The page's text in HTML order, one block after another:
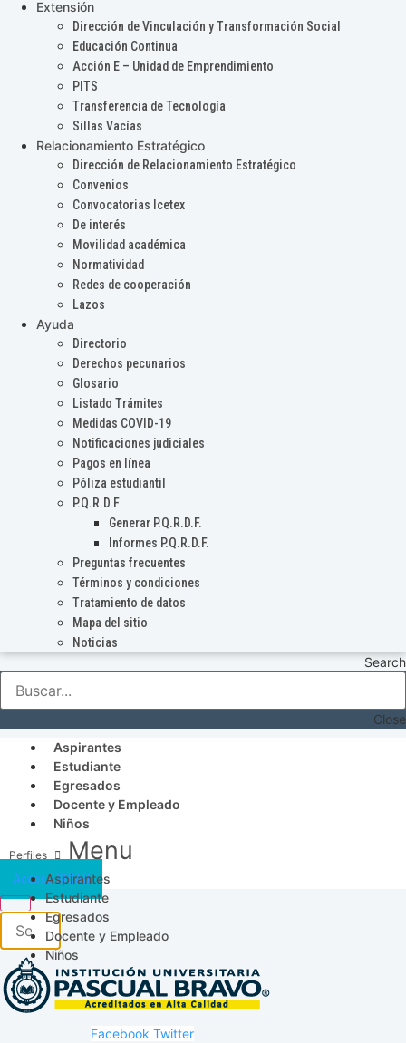
Extensión
Dirección de Vinculación y Transformación Social
Educación Continua
Acción E – Unidad de Emprendimiento
PITS
Transferencia de Tecnología
Sillas Vacías
Relacionamiento Estratégico
Dirección de Relacionamiento Estratégico
Convenios
Convocatorias Icetex
De interés
Movilidad académica
Normatividad
Redes de cooperación
Lazos
Ayuda
Directorio
Derechos pecunarios
Glosario
Listado Trámites
Medidas COVID-19
Notificaciones judiciales
Pagos en línea
Póliza estudiantil
P.Q.R.D.F
Generar P.Q.R.D.F.
Informes P.Q.R.D.F.
Preguntas frecuentes
Términos y condiciones
Tratamiento de datos
Mapa del sitio
Noticias
Search
Close
Aspirantes
Estudiante
Egresados
Docente y Empleado
Niños
Menu
Aspirantes
Estudiante
Egresados
Docente y Empleado
Niños
Acceso SICAU
Facebook Twitter